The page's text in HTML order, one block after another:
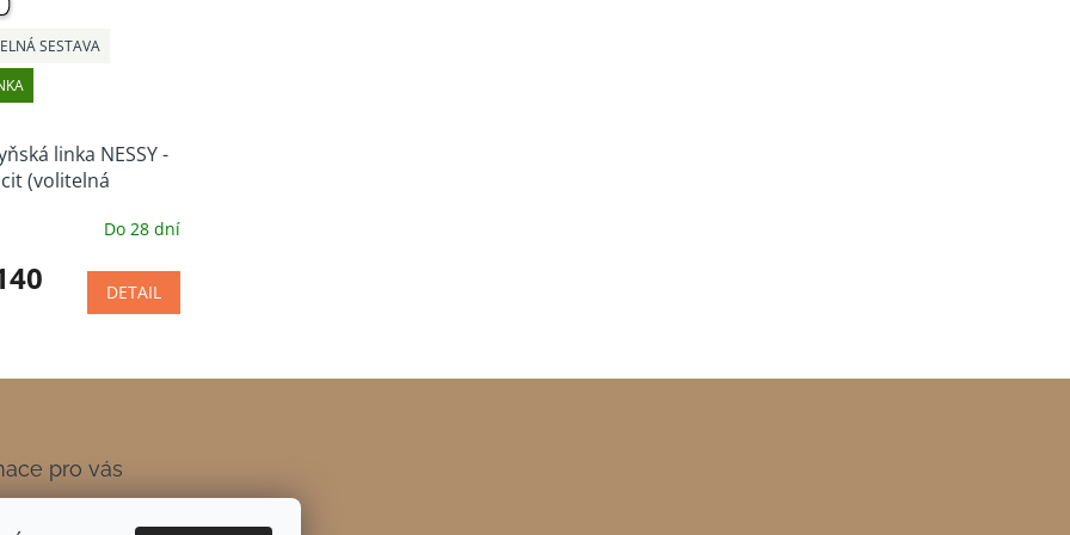
SESTAVA
linka NESSY -
(volitelná
Do 28 dní
DETAIL
pro vás